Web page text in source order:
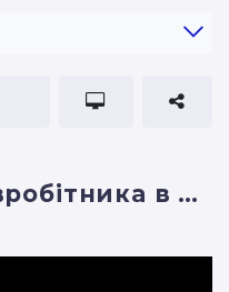
Звільнення співробітника в Odoo